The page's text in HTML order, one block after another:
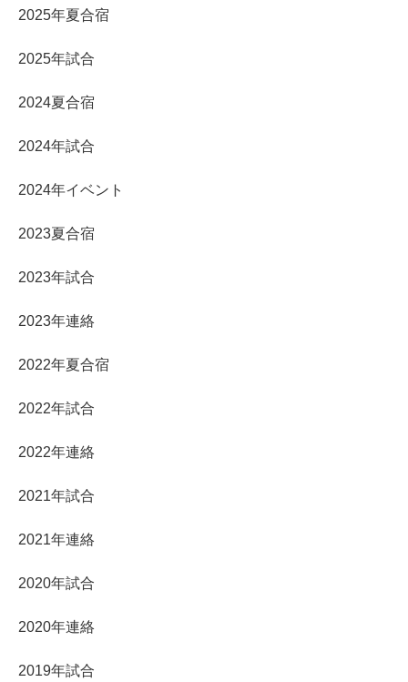
2025年夏合宿
2025年試合
2024夏合宿
2024年試合
2024年イベント
2023夏合宿
2023年試合
2023年連絡
2022年夏合宿
2022年試合
2022年連絡
2021年試合
2021年連絡
2020年試合
2020年連絡
2019年試合